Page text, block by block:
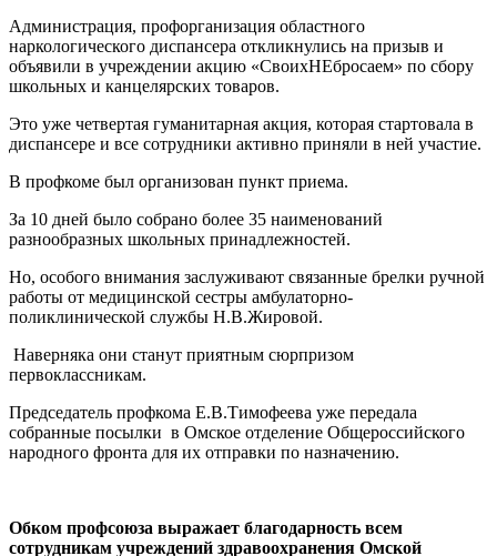
Администрация, профорганизация областного
наркологического диспансера откликнулись на призыв и
объявили в учреждении акцию «СвоихНЕбросаем» по сбору
школьных и канцелярских товаров.
Это уже четвертая гуманитарная акция, которая стартовала в
диспансере и все сотрудники активно приняли в ней участие.
В профкоме был организован пункт приема.
За 10 дней было собрано более 35 наименований
разнообразных школьных принадлежностей.
Но, особого внимания заслуживают связанные брелки ручной
работы от медицинской сестры амбулаторно-
поликлинической службы Н.В.Жировой.
Наверняка они станут приятным сюрпризом
первоклассникам.
Председатель профкома Е.В.Тимофеева уже передала
собранные посылки в Омское отделение Общероссийского
народного фронта для их отправки по назначению.
Обком профсоюза выражает благодарность всем
сотрудникам учреждений здравоохранения Омской